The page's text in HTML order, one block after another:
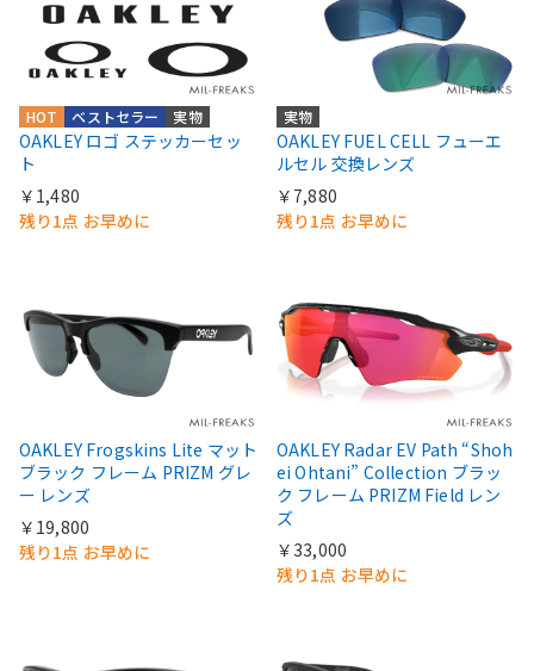
HOT 実物
ベストセラー
OAKLEY ロゴ ステッカーセッ
ト
￥1,480
残り1点 お早めに
実物
OAKLEY FUEL CELL フューエ
ルセル 交換レンズ
￥7,880
残り1点 お早めに
OAKLEY Frogskins Lite マット
ブラック フレーム PRIZM グレ
ー レンズ
￥19,800
残り1点 お早めに
OAKLEY Radar EV Path “Shoh
ei Ohtani” Collection ブラッ
ク フレーム PRIZM Field レン
ズ
￥33,000
残り1点 お早めに